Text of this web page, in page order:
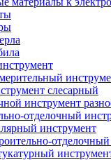
слесарный
инструмент
отделочный
инструмент